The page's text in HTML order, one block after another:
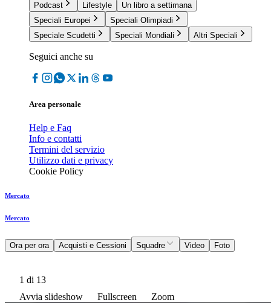
Podcast
Lifestyle
Un libro a settimana
Speciali Europei
Speciali Olimpiadi
Speciale Scudetti
Speciali Mondiali Altri Speciali
Seguici anche su
Area personale
Help e Faq
Info e contatti
Termini del servizio
Utilizzo dati e privacy
Cookie Policy
Mercato
Mercato
Ora per ora Acquisti e Cessioni Squadre Video Foto
1 di 13
Avvia slideshow
Fullscreen Zoom